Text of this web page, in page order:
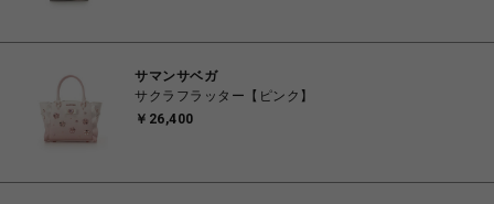
サマンサベガ
サクラフラッター【ピンク】
￥26,400